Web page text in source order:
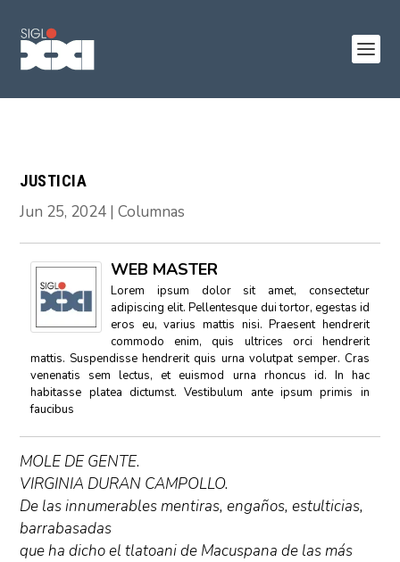
JUSTICIA
Jun 25, 2024 |Columnas
WEB MASTER
Lorem ipsum dolor sit amet, consectetur
adipiscing elit. Pellentesque dui tortor, egestas id
eros eu, varius mattis nisi. Praesent hendrerit
commodo enim, quis ultrices orci hendrerit
mattis. Suspendisse hendrerit quis urna volutpat semper. Cras
venenatis sem lectus, et euismod urna rhoncus id. In hac
habitasse platea dictumst. Vestibulum ante ipsum primis in
faucibus
MOLE DE GENTE.
VIRGINIA DURAN CAMPOLLO.
De las innumerables mentiras, engaños, estulticias,
barrabasadas
que ha dicho el tlatoani de Macuspana de las más